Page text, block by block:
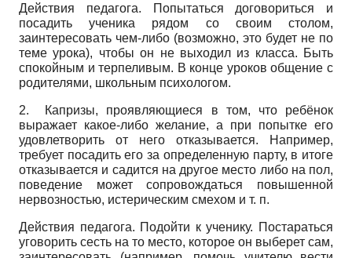
Действия педагога. Попытаться договориться и
посадить ученика рядом со своим столом,
заинтересовать чем-либо (возможно, это будет не по
теме урока), чтобы он не выходил из класса. Быть
спокойным и терпеливым. В конце уроков общение с
родителями, школьным психологом.
2. Капризы, проявляющиеся в том, что ребёнок
выражает какое-либо желание, а при попытке его
удовлетворить от него отказывается. Например,
требует посадить его за определенную парту, в итоге
отказывается и садится на другое место либо на пол,
поведение может сопровождаться повышенной
нервозностью, истерическим смехом и т. п.
Действия педагога. Подойти к ученику. Постараться
уговорить сесть на то место, которое он выберет сам,